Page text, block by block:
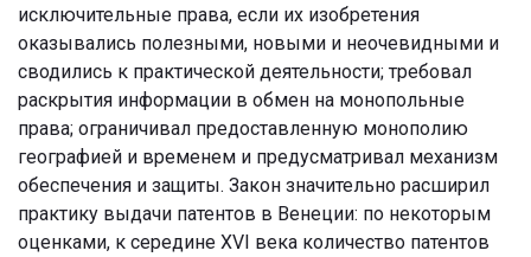
исключительные права, если их изобретения
оказывались полезными, новыми и неочевидными и
сводились к практической деятельности; требовал
раскрытия информации в обмен на монопольные
права; ограничивал предоставленную монополию
географией и временем и предусматривал механизм
обеспечения и защиты. Закон значительно расширил
практику выдачи патентов в Венеции: по некоторым
оценками, к середине XVI века количество патентов